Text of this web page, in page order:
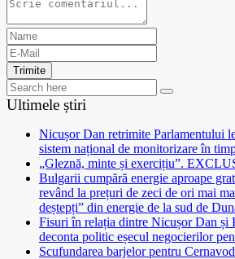
Trimite
Ultimele știri
Nicușor Dan retrimite Parlamentului
sistem național de monitorizare în
„Gleznă, minte și exercițiu”.
Bulgarii cumpără energie aproape
revând la prețuri de zeci de ori mai
deștepți” din energie de la sud de
Fisuri în relația dintre Nicușor Dan și
deconta politic eșecul negocierilor
Scufundarea barjelor pentru